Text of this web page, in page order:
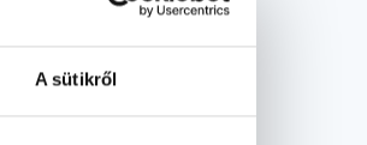
A sütikről
16:00
15:00
15:40